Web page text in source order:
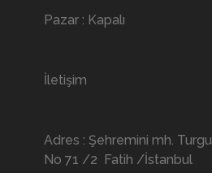
Pazar : Kapalı
İletişim
Adres : Şehremini mh.
No 71 /2 Fatih /İstanbul